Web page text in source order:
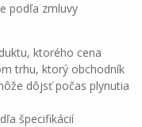
podľa zmluvy
ktorého cena
trhu, ktorý obchodník
dôjsť počas plynutia
špecifikácií